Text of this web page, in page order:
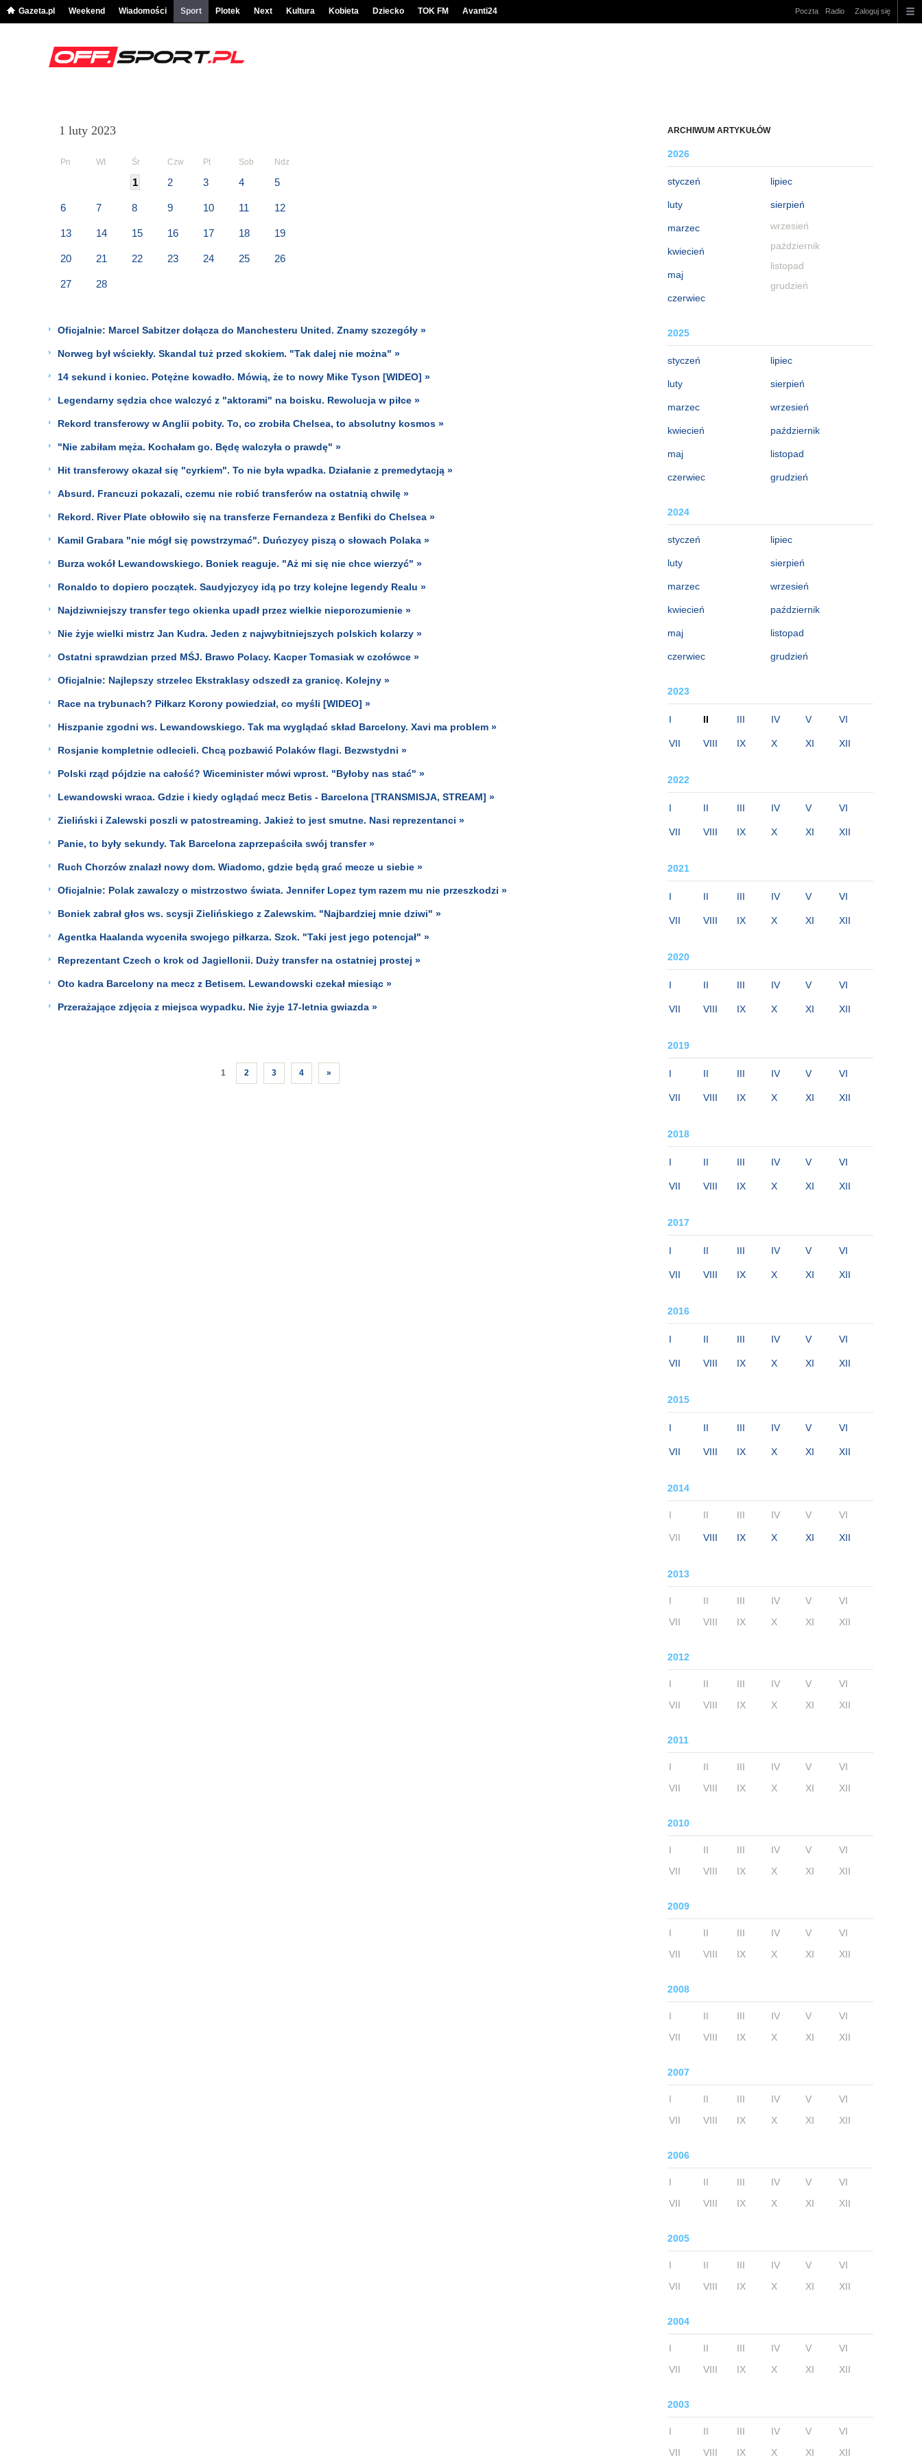
Gazeta.pl Weekend Wiadomości Sport Plotek Next Kultura Kobieta Dziecko TOK FM Avanti24 Poczta Radio Zaloguj się
ARCHIWUM ARTYKUŁÓW
2026
styczeń
luty
marzec
kwiecień
maj
czerwiec
lipiec
sierpień
wrzesień
październik
listopad
grudzień
2025
styczeń
luty
marzec
kwiecień
maj
czerwiec
lipiec
sierpień
wrzesień
październik
listopad
grudzień
2024
styczeń
luty
marzec
kwiecień
maj
czerwiec
lipiec
sierpień
wrzesień
październik
listopad
grudzień
2023
I II III IV V VI
VII VIII IX X XI XII
2022
I II III IV V VI
VII VIII IX X XI XII
2021
I II III IV V VI
VII VIII IX X XI XII
2020
I II III IV V VI
VII VIII IX X XI XII
2019
I II III IV V VI
VII VIII IX X XI XII
2018
I II III IV V VI
VII VIII IX X XI XII
2017
I II III IV V VI
VII VIII IX X XI XII
2016
I II III IV V VI
VII VIII IX X XI XII
2015
I II III IV V VI
VII VIII IX X XI XII
2014
I II III IV V VI
VII VIII IX X XI XII
2013
I II III IV V
VI
VII
VIII IX X XI XII
2012
I II III IV V
VI
VII
VIII IX X XI XII
2011
I II III IV V
VI
VII
VIII IX X XI XII
2010
I II III IV V
VI
VII
VIII IX X XI XII
2009
I II III IV V
VI
VII
VIII IX X XI XII
2008
I II III IV V
VI
VII
VIII IX X XI XII
2007
I II III IV V
VI
VII
VIII IX X XI XII
2006
I II III IV V
VI
VII
VIII IX X XI XII
2005
I II III IV V
VI
VII
VIII IX X XI XII
2004
I II III IV V
VI
VII
VIII IX X XI XII
2003
I II III IV V
VI
VII
VIII IX X XI XII
1 luty 2023
Pn Wt Śr Czw Pt Sob Ndz
1 2 3 4 5
6 7 8 9 10 11 12
13 14 15 16 17 18 19
20 21 22 23 24 25 26
27 28
Oficjalnie: Marcel Sabitzer dołącza do Manchesteru United. Znamy szczegóły »
Norweg był wściekły. Skandal tuż przed skokiem. "Tak dalej nie można" »
14 sekund i koniec. Potężne kowadło. Mówią, że to nowy Mike Tyson [WIDEO] »
Legendarny sędzia chce walczyć z "aktorami" na boisku. Rewolucja w piłce »
Rekord transferowy w Anglii pobity. To, co zrobiła Chelsea, to absolutny kosmos »
"Nie zabiłam męża. Kochałam go. Będę walczyła o prawdę" »
Hit transferowy okazał się "cyrkiem". To nie była wpadka. Działanie z premedytacją »
Absurd. Francuzi pokazali, czemu nie robić transferów na ostatnią chwilę »
Rekord. River Plate obłowiło się na transferze Fernandeza z Benfiki do Chelsea »
Kamil Grabara "nie mógł się powstrzymać". Duńczycy piszą o słowach Polaka »
Burza wokół Lewandowskiego. Boniek reaguje. "Aż mi się nie chce wierzyć" »
Ronaldo to dopiero początek. Saudyjczycy idą po trzy kolejne legendy Realu »
Najdziwniejszy transfer tego okienka upadł przez wielkie nieporozumienie »
Nie żyje wielki mistrz Jan Kudra. Jeden z najwybitniejszych polskich kolarzy »
Ostatni sprawdzian przed MŚJ. Brawo Polacy. Kacper Tomasiak w czołówce »
Oficjalnie: Najlepszy strzelec Ekstraklasy odszedł za granicę. Kolejny »
Race na trybunach? Piłkarz Korony powiedział, co myśli [WIDEO] »
Hiszpanie zgodni ws. Lewandowskiego. Tak ma wyglądać skład Barcelony. Xavi ma problem »
Rosjanie kompletnie odlecieli. Chcą pozbawić Polaków flagi. Bezwstydni »
Polski rząd pójdzie na całość? Wiceminister mówi wprost. "Byłoby nas stać" »
Lewandowski wraca. Gdzie i kiedy oglądać mecz Betis - Barcelona [TRANSMISJA, STREAM] »
Zieliński i Zalewski poszli w patostreaming. Jakież to jest smutne. Nasi reprezentanci »
Panie, to były sekundy. Tak Barcelona zaprzepaściła swój transfer »
Ruch Chorzów znalazł nowy dom. Wiadomo, gdzie będą grać mecze u siebie »
Oficjalnie: Polak zawalczy o mistrzostwo świata. Jennifer Lopez tym razem mu nie przeszkodzi »
Boniek zabrał głos ws. scysji Zielińskiego z Zalewskim. "Najbardziej mnie dziwi" »
Agentka Haalanda wyceniła swojego piłkarza. Szok. "Taki jest jego potencjał" »
Reprezentant Czech o krok od Jagiellonii. Duży transfer na ostatniej prostej »
Oto kadra Barcelony na mecz z Betisem. Lewandowski czekał miesiąc »
Przerażające zdjęcia z miejsca wypadku. Nie żyje 17-letnia gwiazda »
1 2 3 4 »